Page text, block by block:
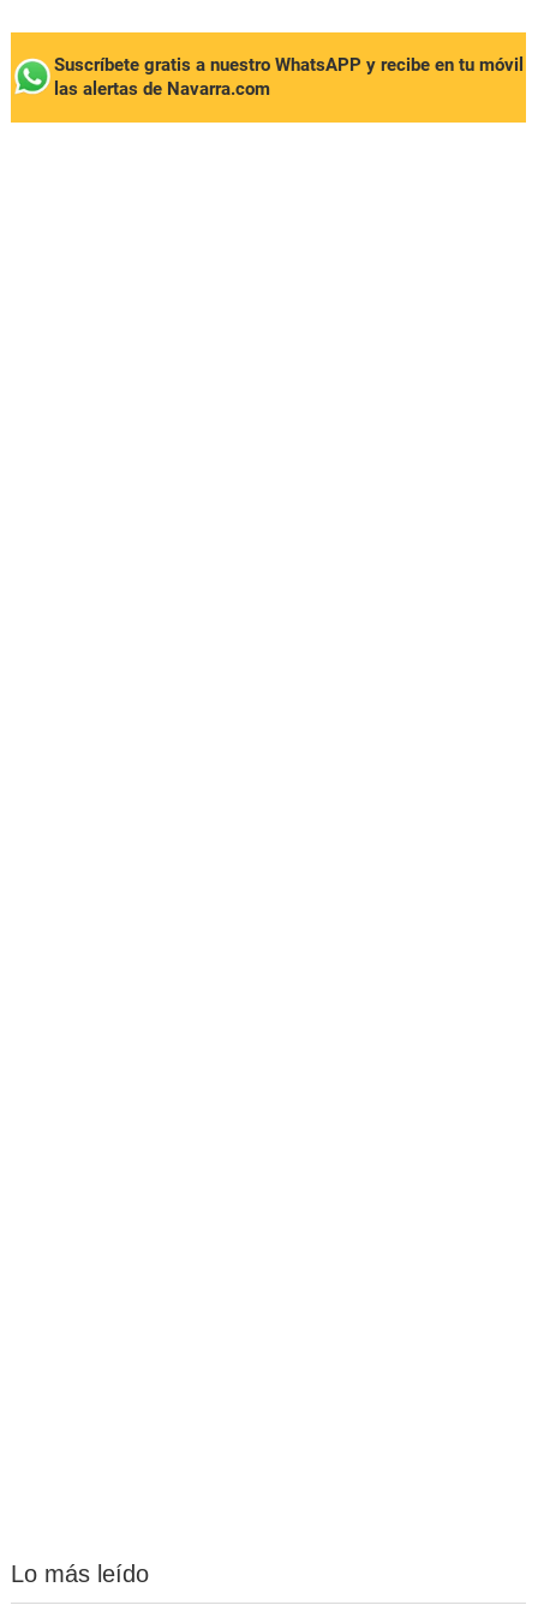
Suscríbete gratis a nuestro WhatsAPP y recibe en tu móvil
las alertas de Navarra.com
Lo más leído